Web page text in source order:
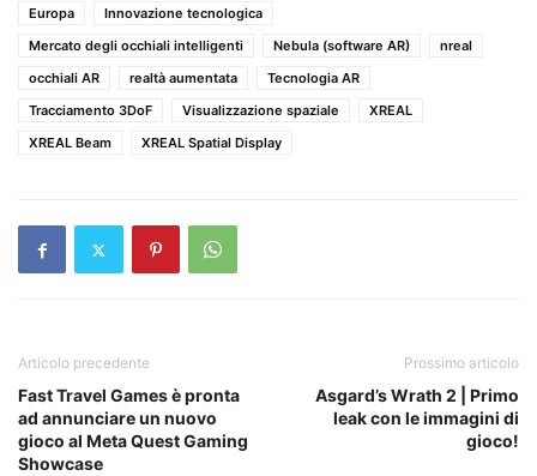
Europa
Innovazione tecnologica
Mercato degli occhiali intelligenti
Nebula (software AR)
nreal
occhiali AR
realtà aumentata
Tecnologia AR
Tracciamento 3DoF
Visualizzazione spaziale
XREAL
XREAL Beam
XREAL Spatial Display
Articolo precedente
Fast Travel Games è pronta
ad annunciare un nuovo
gioco al Meta Quest Gaming
Showcase
Prossimo articolo
Asgard’s Wrath 2 | Primo
leak con le immagini di
gioco!